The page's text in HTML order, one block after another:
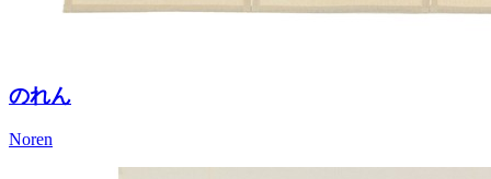
のれん
Noren